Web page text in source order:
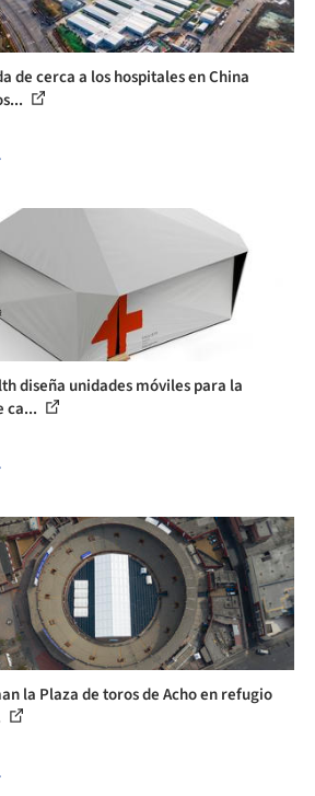
de cerca a los hospitales en China
diseña unidades móviles para la
ca...
la Plaza de toros de Acho en refugio